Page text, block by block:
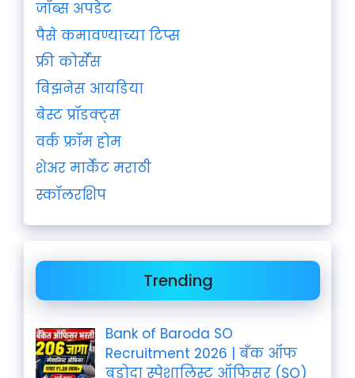
जॉब्स अपडेट
पैसे कमावण्याच्या टिप्स
फ्री कोर्सेस
बिझनेस आयडिया
बेस्ट प्रॉडक्ट्स
वर्क फ्रॉम होम
शेअर मार्केट मराठी
स्कॉलरशिप
Trending
Bank of Baroda SO
Recruitment 2026 | बँक ऑफ
बडोदा स्पेशालिस्ट ऑफिसर (SO)